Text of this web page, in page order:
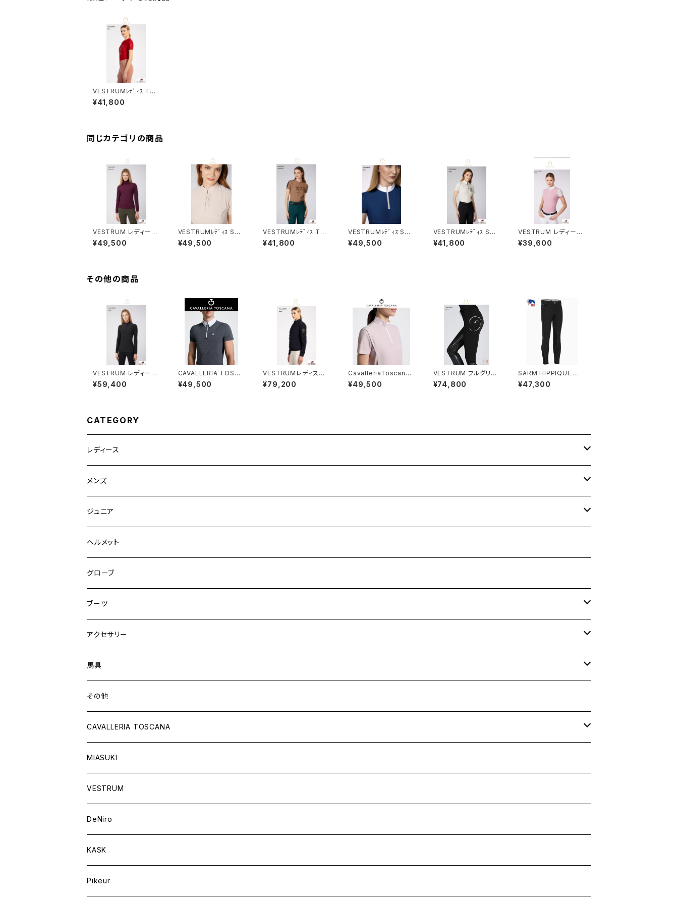
VESTRUMﾚﾃﾞｨｽ Tシ
ャツ W633860002
¥41,800
同じカテゴリの商品
VESTRUM レディース
LSトレーニングトップス
W658360002
¥49,500
VESTRUMﾚﾃﾞｨｽ SS
シャツ W633760002
¥49,500
VESTRUMﾚﾃﾞｨｽ Tシ
ャツ W633960002
¥41,800
VESTRUMﾚﾃﾞｨｽ SS
シャツ W460065012
¥49,500
VESTRUMﾚﾃﾞｨｽ SS
シャツ W634060002
¥41,800
VESTRUM レディース
SSシャツ W4625600
02
¥39,600
その他の商品
VESTRUM レディース
LSトップス W659860
025
¥59,400
CAVALLERIA TOSCA
NAメンズ SSシャツ CA
U260 JE039
¥49,500
VESTRUMレディスソフ
トシェル W32602014
8
¥79,200
CavalleriaToscana
レディスSSトレーニング
ポロ POD404 JE02
¥49,500
VESTRUM フルグリッ
プブリーチW1023650
74
¥74,800
SARM HIPPIQUE ユ
ニセックス ジュニア膝グ
リップブリーチ JJ04
¥47,300
CATEGORY
レディース
競技用ジャケット
キュロット
フルグリップ
ニーグリップ
シャツ
ウェア
アウター
シャツ
メンズ
競技用ジャケット
キュロット
フルグリップ
ニーグリップ
シャツ
ウェア
アウター
シャツ
ジュニア
キュロット
ウエア
ヘルメット
グローブ
ブーツ
ロングブーツ（既製品）
オーダーロングブーツ
ショートブーツ
チャップス
アクセサリー
ベルト
グローブ
ソックス
キャップ
アスコットタイ
バッグ
ネクタイ
スカーフ
馬具
サドルパッド
イヤーネット
バンデージ
ラグ
その他
CAVALLERIA TOSCANA
レディス
競技用ジャケット
キュロット
メンズ
競技用ジャケット
キュロット
MIASUKI
VESTRUM
DeNiro
KASK
Pikeur